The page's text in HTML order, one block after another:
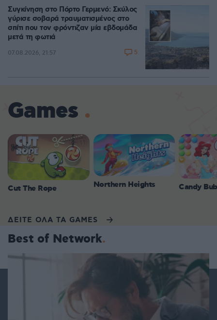
Συγκίνηση στο Πόρτο Γερμενό: Σκύλος
γύρισε σοβαρά τραυματισμένος στο
σπίτι που τον φρόντιζαν μία εβδομάδα
μετά τη φωτιά
07.08.2026, 21:57 5
Games
Cut The Rope Northern Heights Candy
ΔΕΙΤΕ ΟΛΑ ΤΑ GAMES
Best of Network